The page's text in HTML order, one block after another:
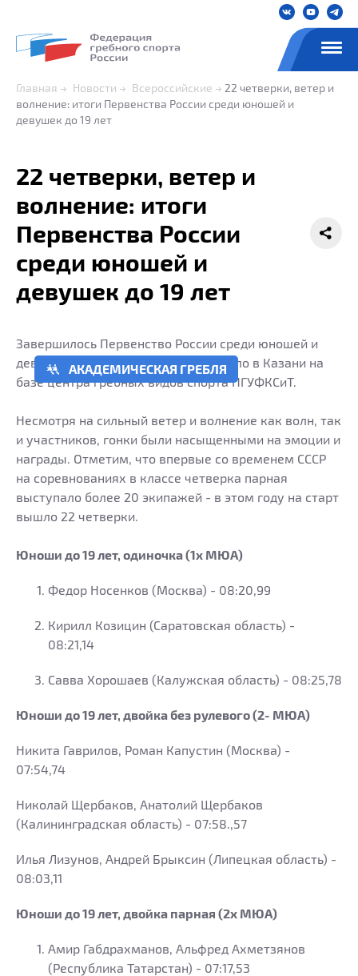
Главная Новости Всероссийские
22 четверки, ветер и
волнение: итоги Первенства России среди юношей и
девушек до 19 лет
22 четверки, ветер и
волнение: итоги
Первенства России
среди юношей и
девушек до 19 лет
АКАДЕМИЧЕСКАЯ ГРЕБЛЯ
Завершилось Первенство России среди юношей и
девушек до 19 лет, которое проходило в Казани на
базе центра гребных видов спорта ПГУФКСиТ.
Несмотря на сильный ветер и волнение как волн, так
и участников, гонки были насыщенными на эмоции и
награды. Отметим, что впервые со временем СССР
на соревнованиях в классе четверка парная
выступало более 20 экипажей - в этом году на старт
вышло 22 четверки.
Юноши до 19 лет, одиночка (1х МЮА)
Федор Носенков (Москва) - 08:20,99
Кирилл Козицин (Саратовская область) -
08:21,14
Савва Хорошаев (Калужская область) - 08:25,78
Юноши до 19 лет, двойка без рулевого (2- МЮА)
Никита Гаврилов, Роман Капустин (Москва) -
07:54,74
Николай Щербаков, Анатолий Щербаков
(Калининградская область) - 07:58.,57
Илья Лизунов, Андрей Брыксин (Липецкая область) -
08:03,11
Юноши до 19 лет, двойка парная (2х МЮА)
Амир Габдрахманов, Альфред Ахметзянов
(Республика Татарстан) - 07:17,53